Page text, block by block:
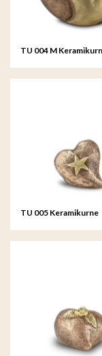
TU 004 M
TU 005 Keramikurne